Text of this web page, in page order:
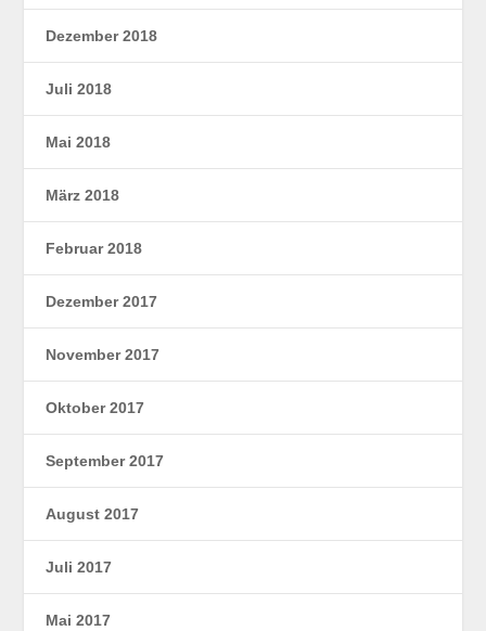
Dezember 2018
Juli 2018
Mai 2018
März 2018
Februar 2018
Dezember 2017
November 2017
Oktober 2017
September 2017
August 2017
Juli 2017
Mai 2017